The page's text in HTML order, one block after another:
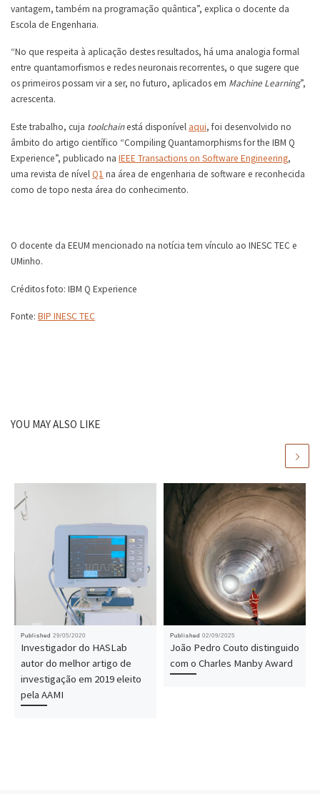
vantagem, também na programação quântica”, explica o docente da
Escola de Engenharia.
“No que respeita à aplicação destes resultados, há uma analogia formal
entre quantamorfismos e redes neuronais recorrentes, o que sugere que
os primeiros possam vir a ser, no futuro, aplicados em Machine Learning”,
acrescenta.
Este trabalho, cuja toolchainestá disponível aqui, foi desenvolvido no
âmbito do artigo científico “Compiling Quantamorphisms for the IBM Q
Experience”, publicado na IEEE Transactions on Software Engineering,
uma revista de nívelQ1 na área de engenharia de software e reconhecida
como de topo nesta área do conhecimento.
O docente da EEUM mencionado na notícia tem vínculo ao INESC TEC e
UMinho.
Créditos foto: IBM Q Experience
Fonte: BIP INESC TEC
YOU MAY ALSO LIKE
Published 29/05/2020
Investigador do HASLab
autor do melhor artigo de
investigação em 2019 eleito
pela AAMI
Published 02/09/2025
João Pedro Couto distinguido
com o Charles Manby Award